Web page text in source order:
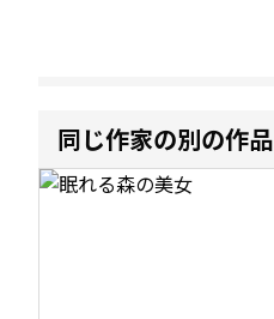
同じ作家の別の作品